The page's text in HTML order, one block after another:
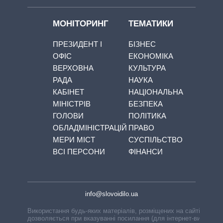
МОНІТОРИНГ
ПРЕЗИДЕНТ І
ОФІС
ВЕРХОВНА
РАДА
КАБІНЕТ
МІНІСТРІВ
ГОЛОВИ
ОБЛАДМІНІСТРАЦІЙ
МЕРИ МІСТ
ВСІ ПЕРСОНИ
ТЕМАТИКИ
БІЗНЕС
ЕКОНОМІКА
КУЛЬТУРА
НАУКА
НАЦІОНАЛЬНА
БЕЗПЕКА
ПОЛІТИКА
ПРАВО
СУСПІЛЬСТВО
ФІНАНСИ
info@slovoidilo.ua
Використання будь-яких матеріалів, розміщених на сайті,
дозволяється при вказуванні посилання (для інтернет-видань